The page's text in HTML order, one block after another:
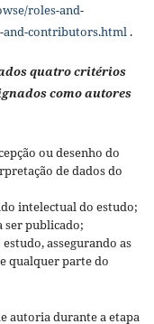
roles-and-
contributors.html.
quatro critérios
como autores
ou desenho do
de dados do
intelectual do estudo;
ser publicado;
assegurando as
qualquer parte do
autoria durante a etapa